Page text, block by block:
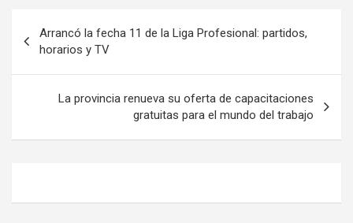
de
entradas
Arrancó la fecha 11 de la Liga Profesional: partidos,
horarios y TV
La provincia renueva su oferta de capacitaciones
gratuitas para el mundo del trabajo